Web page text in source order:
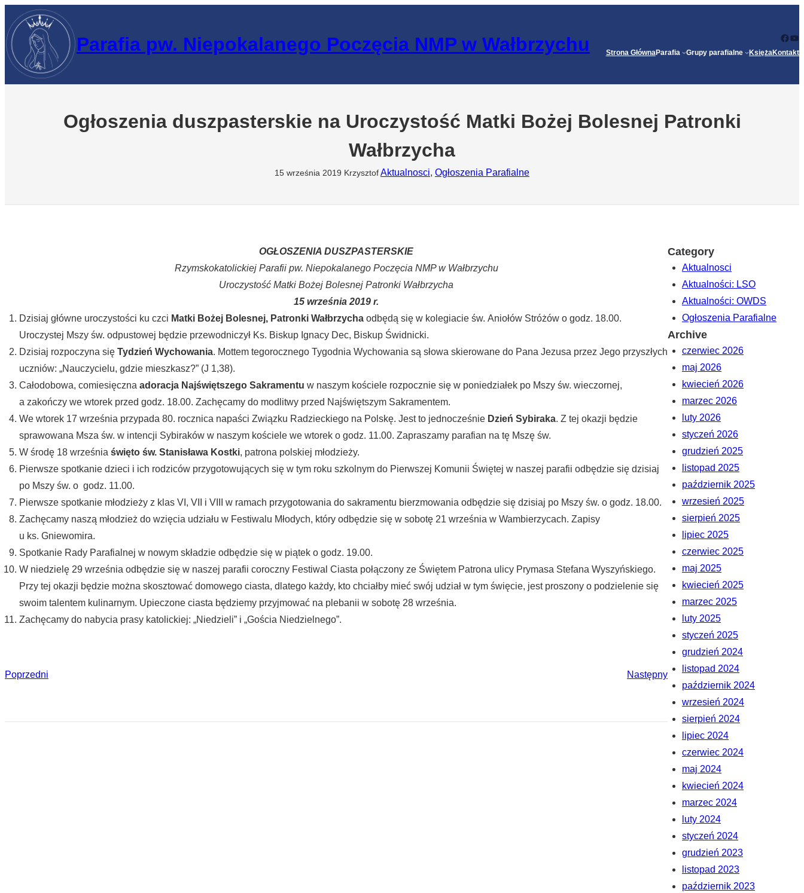
Przejdź
do
treści
Parafia pw. Niepokalanego Poczęcia NMP w Wałbrzychu Strona GłównaParafia Grupy parafialne KsiężaKontakt
Ogłoszenia duszpasterskie na Uroczystość Matki Bożej Bolesnej Patronki
Wałbrzycha
15 września 2019 Krzysztof Aktualnosci, Ogłoszenia Parafialne
OGŁOSZENIA DUSZPASTERSKIE
Rzymskokatolickiej Parafii pw. Niepokalanego Poczęcia NMP w Wałbrzychu
Uroczystość Matki Bożej Bolesnej Patronki Wałbrzycha
15 września 2019 r.
Dzisiaj główne uroczystości ku czci Matki Bożej Bolesnej, Patronki Wałbrzycha odbędą się w kolegiacie św. Aniołów Stróżów o godz. 18.00.
Uroczystej Mszy św. odpustowej będzie przewodniczył Ks. Biskup Ignacy Dec, Biskup Świdnicki.
Dzisiaj rozpoczyna się Tydzień Wychowania. Mottem tegorocznego Tygodnia Wychowania są słowa skierowane do Pana Jezusa przez Jego przyszłych
uczniów: „Nauczycielu, gdzie mieszkasz?” (J 1,38).
Całodobowa, comiesięczna adoracja Najświętszego Sakramentu w naszym kościele rozpocznie się w poniedziałek po Mszy św. wieczornej,
a zakończy we wtorek przed godz. 18.00. Zachęcamy do modlitwy przed Najświętszym Sakramentem.
We wtorek 17 września przypada 80. rocznica napaści Związku Radzieckiego na Polskę. Jest to jednocześnie Dzień Sybiraka. Z tej okazji będzie
sprawowana Msza św. w intencji Sybiraków w naszym kościele we wtorek o godz. 11.00. Zapraszamy parafian na tę Mszę św.
W środę 18 września święto św. Stanisława Kostki, patrona polskiej młodzieży.
Pierwsze spotkanie dzieci i ich rodziców przygotowujących się w tym roku szkolnym do Pierwszej Komunii Świętej w naszej parafii odbędzie się dzisiaj
po Mszy św. o godz. 11.00.
Pierwsze spotkanie młodzieży z klas VI, VII i VIII w ramach przygotowania do sakramentu bierzmowania odbędzie się dzisiaj po Mszy św. o godz. 18.00.
Zachęcamy naszą młodzież do wzięcia udziału w Festiwalu Młodych, który odbędzie się w sobotę 21 września w Wambierzycach. Zapisy
u ks. Gniewomira.
Spotkanie Rady Parafialnej w nowym składzie odbędzie się w piątek o godz. 19.00.
W niedzielę 29 września odbędzie się w naszej parafii coroczny Festiwal Ciasta połączony ze Świętem Patrona ulicy Prymasa Stefana Wyszyńskiego.
Przy tej okazji będzie można skosztować domowego ciasta, dlatego każdy, kto chciałby mieć swój udział w tym święcie, jest proszony o podzielenie się
swoim talentem kulinarnym. Upieczone ciasta będziemy przyjmować na plebanii w sobotę 28 września.
Zachęcamy do nabycia prasy katolickiej: „Niedzieli” i „Gościa Niedzielnego”.
Poprzedni Następny
Category
Aktualnosci
Aktualności: LSO
Aktualności: OWDS
Ogłoszenia Parafialne
Archive
czerwiec 2026
maj 2026
kwiecień 2026
marzec 2026
luty 2026
styczeń 2026
grudzień 2025
listopad 2025
październik 2025
wrzesień 2025
sierpień 2025
lipiec 2025
czerwiec 2025
maj 2025
kwiecień 2025
marzec 2025
luty 2025
styczeń 2025
grudzień 2024
listopad 2024
październik 2024
wrzesień 2024
sierpień 2024
lipiec 2024
czerwiec 2024
maj 2024
kwiecień 2024
marzec 2024
luty 2024
styczeń 2024
grudzień 2023
listopad 2023
październik 2023